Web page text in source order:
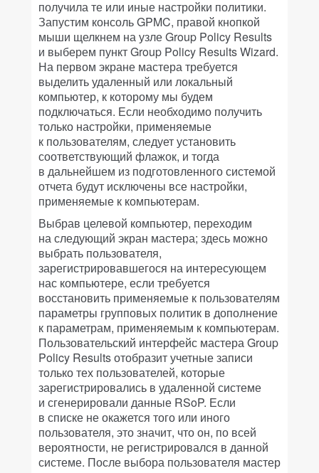
получила те или иные настройки политики.
Запустим консоль GPMC, правой кнопкой
мыши щелкнем на узле Group Policy Results
и выберем пункт Group Policy Results Wizard.
На первом экране мастера требуется
выделить удаленный или локальный
компьютер, к которому мы будем
подключаться. Если необходимо получить
только настройки, применяемые
к пользователям, следует установить
соответствующий флажок, и тогда
в дальнейшем из подготовленного системой
отчета будут исключены все настройки,
применяемые к компьютерам.
Выбрав целевой компьютер, переходим
на следующий экран мастера; здесь можно
выбрать пользователя,
зарегистрировавшегося на интересующем
нас компьютере, если требуется
восстановить применяемые к пользователям
параметры групповых политик в дополнение
к параметрам, применяемым к компьютерам.
Пользовательский интерфейс мастера Group
Policy Results отобразит учетные записи
только тех пользователей, которые
зарегистрировались в удаленной системе
и сгенерировали данные RSoP. Если
в списке не окажется того или иного
пользователя, это значит, что он, по всей
вероятности, не регистрировался в данной
системе. После выбора пользователя мастер